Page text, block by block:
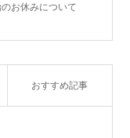
お休みについて
おすすめ記事